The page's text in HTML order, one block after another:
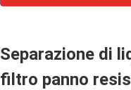
Separazione di
filtro panno